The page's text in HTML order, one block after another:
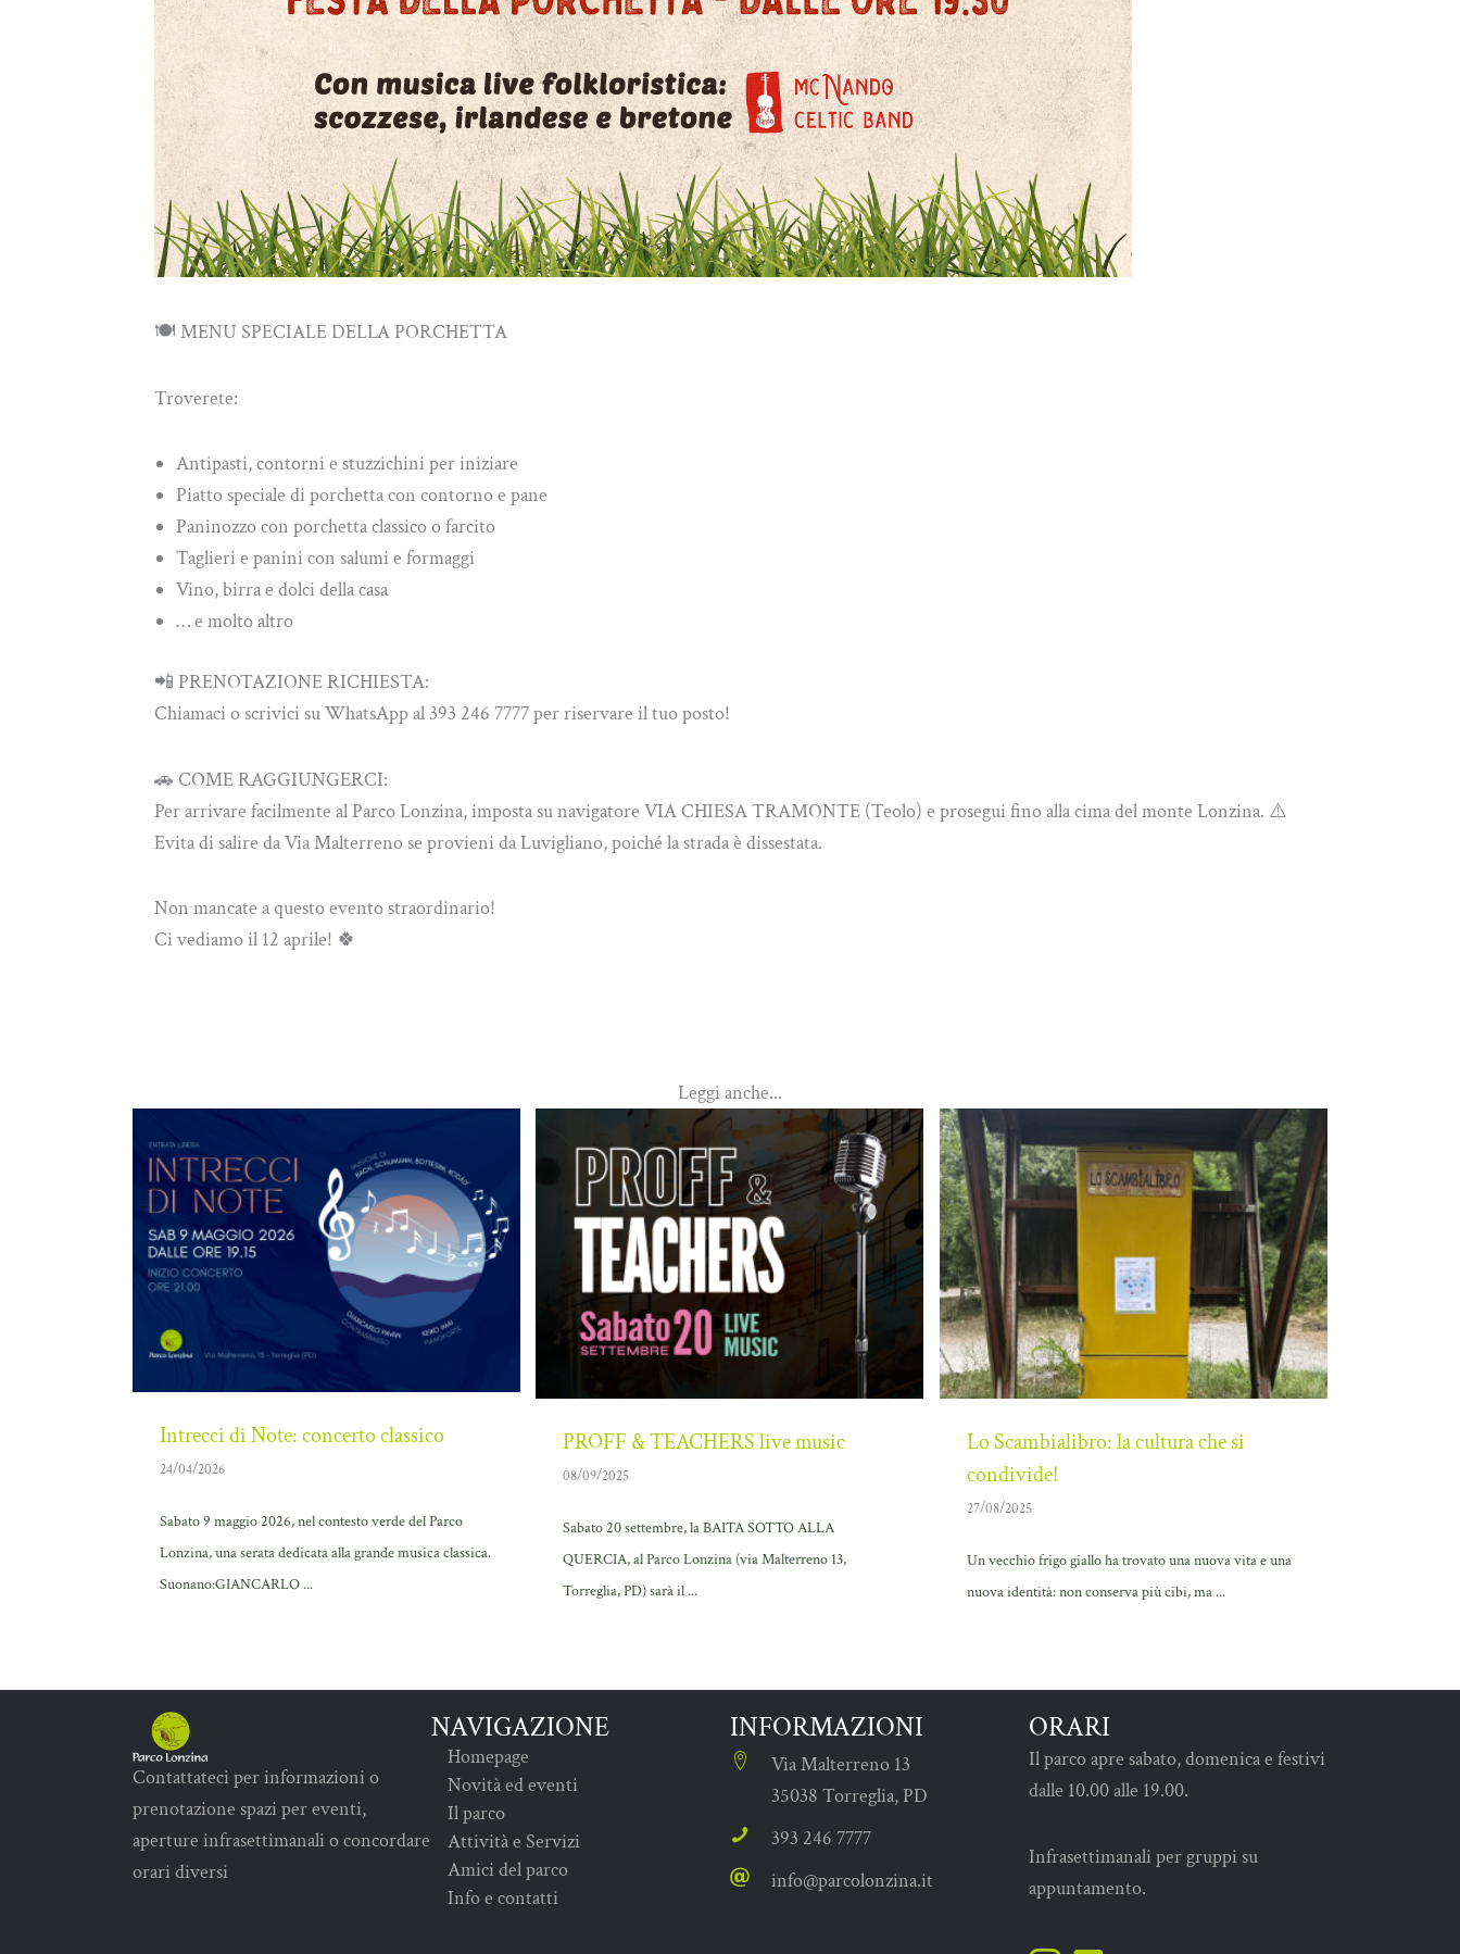
🍽️ MENU SPECIALE DELLA PORCHETTA
Troverete:
Antipasti, contorni e stuzzichini per iniziare
Piatto speciale di porchetta con contorno e pane
Paninozzo con porchetta classico o farcito
Taglieri e panini con salumi e formaggi
Vino, birra e dolci della casa
… e molto altro
📲 PRENOTAZIONE RICHIESTA:
Chiamaci o scrivici su WhatsApp al 393 246 7777 per riservare il tuo posto!
🚗 COME RAGGIUNGERCI:
Per arrivare facilmente al Parco Lonzina, imposta su navigatore VIA CHIESA TRAMONTE (Teolo) e prosegui fino alla cima del monte Lonzina. ⚠️
Evita di salire da Via Malterreno se provieni da Luvigliano, poiché la strada è dissestata.
Non mancate a questo evento straordinario!
Ci vediamo il 12 aprile! 🍀
Leggi anche...
Intrecci di Note: concerto classico
24/04/2026
Sabato 9 maggio 2026, nel contesto verde del Parco
Lonzina, una serata dedicata alla grande musica classica.
Suonano:GIANCARLO ...
PROFF & TEACHERS live music
08/09/2025
Sabato 20 settembre, la BAITA SOTTO ALLA
QUERCIA, al Parco Lonzina (via Malterreno 13,
Torreglia, PD) sarà il ...
Lo Scambialibro: la cultura che si
condivide!
27/08/2025
Un vecchio frigo giallo ha trovato una nuova vita e una
nuova identità: non conserva più cibi, ma ...
Contattateci per informazioni o
prenotazione spazi per eventi,
aperture infrasettimanali o concordare
orari diversi
NAVIGAZIONE
Homepage
Novità ed eventi
Il parco
Attività e Servizi
Amici del parco
Info e contatti
INFORMAZIONI
Via Malterreno 13
35038 Torreglia, PD
393 246 7777
info@parcolonzina.it
ORARI
Il parco apre sabato, domenica e festivi
dalle 10.00 alle 19.00.
Infrasettimanali per gruppi su
appuntamento.